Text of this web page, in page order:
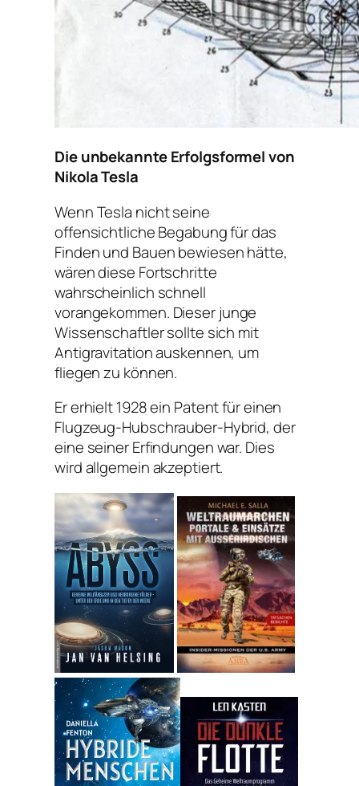
Die unbekannte Erfolgsformel von
Nikola Tesla
Wenn Tesla nicht seine
offensichtliche Begabung für das
Finden und Bauen bewiesen hätte,
wären diese Fortschritte
wahrscheinlich schnell
vorangekommen. Dieser junge
Wissenschaftler sollte sich mit
Antigravitation auskennen, um
fliegen zu können.
Er erhielt 1928 ein Patent für einen
Flugzeug-Hubschrauber-Hybrid, der
eine seiner Erfindungen war. Dies
wird allgemein akzeptiert.